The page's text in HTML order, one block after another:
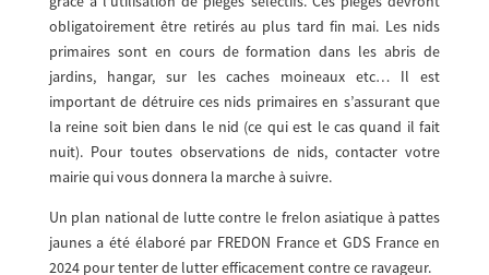
obligatoirement être retirés au plus tard fin mai. Les nids
primaires sont en cours de formation dans les abris de
jardins, hangar, sur les caches moineaux etc… Il est
important de détruire ces nids primaires en s’assurant que
la reine soit bien dans le nid (ce qui est le cas quand il fait
nuit). Pour toutes observations de nids, contacter votre
mairie qui vous donnera la marche à suivre.
Un plan national de lutte contre le frelon asiatique à pattes
jaunes a été élaboré par FREDON France et GDS France en
2024 pour tenter de lutter efficacement contre ce ravageur.